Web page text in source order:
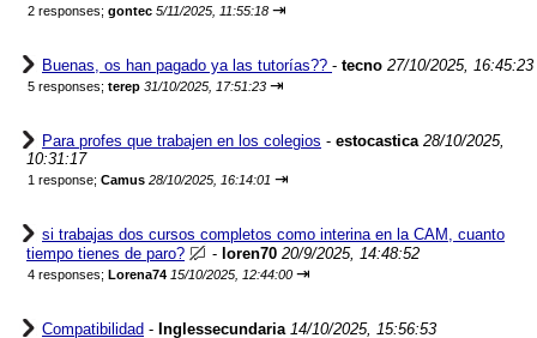
2 responses; gontec 5/11/2025, 11:55:18 ⇥
Buenas, os han pagado ya las tutorías?? - tecno 27/10/2025, 16:45:23
5 responses; terep 31/10/2025, 17:51:23 ⇥
Para profes que trabajen en los colegios - estocastica 28/10/2025,
10:31:17
1 response; Camus 28/10/2025, 16:14:01 ⇥
si trabajas dos cursos completos como interina en la CAM, cuanto
tiempo tienes de paro?
- loren70 20/9/2025, 14:48:52
4 responses; Lorena74 15/10/2025, 12:44:00 ⇥
Compatibilidad - Inglessecundaria 14/10/2025, 15:56:53